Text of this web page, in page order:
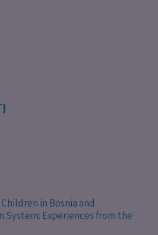
in Bosnia and
System: Experiences from the